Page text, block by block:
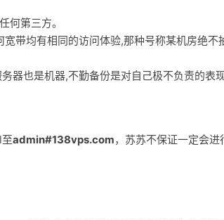
何第三方。
带均有相同的访问体验,那种号称某机房绝不
器也是机器,不勤备份是对自己极不负责的表
admin#138vps.com，苏苏不保证一定会进